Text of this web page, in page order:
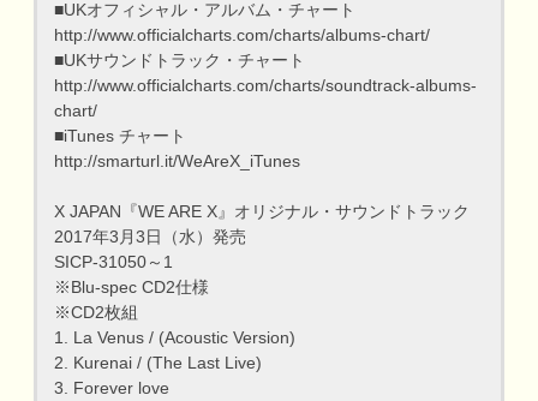
■UKオフィシャル・アルバム・チャート
http://www.officialcharts.com/charts/albums-chart/
■UKサウンドトラック・チャート
http://www.officialcharts.com/charts/soundtrack-albums-
chart/
■iTunes チャート
http://smarturl.it/WeAreX_iTunes
X JAPAN『WE ARE X』オリジナル・サウンドトラック
2017年3月3日（水）発売
SICP-31050～1
※Blu-spec CD2仕様
※CD2枚組
1. La Venus / (Acoustic Version)
2. Kurenai / (The Last Live)
3. Forever love